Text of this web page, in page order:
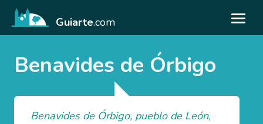
Guiarte.com
Benavides de Órbigo
Benavides de Órbigo, pueblo de León,